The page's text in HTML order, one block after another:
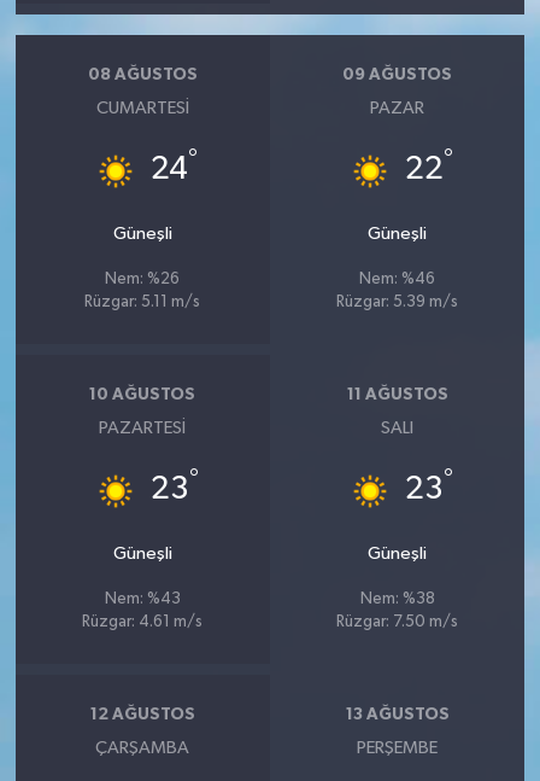
08 AĞUSTOS
CUMARTESI
24°
Güneşli
Nem: %26
Rüzgar: 5.11 m/s
09 AĞUSTOS
PAZAR
22°
Güneşli
Nem: %46
Rüzgar: 5.39 m/s
10 AĞUSTOS
PAZARTESI
23°
Güneşli
Nem: %43
Rüzgar: 4.61 m/s
11 AĞUSTOS
SALI
23°
Güneşli
Nem: %38
Rüzgar: 7.50 m/s
12 AĞUSTOS
ÇARŞAMBA
13 AĞUSTOS
PERŞEMBE